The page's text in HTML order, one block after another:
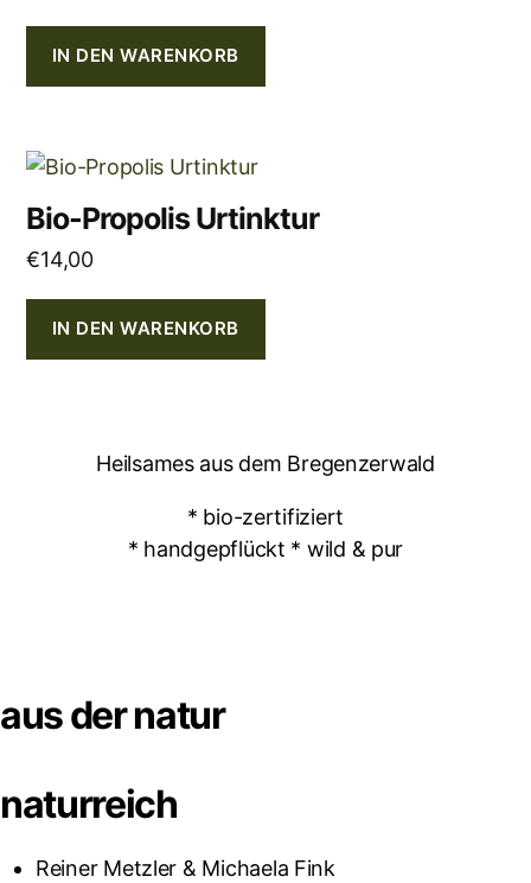
IN DEN WARENKORB
Bio-Propolis Urtinktur
€14,00
IN DEN WARENKORB
Heilsames aus dem Bregenzerwald
* bio-zertifiziert
* handgepflückt * wild & pur
aus der natur
naturreich
Reiner Metzler & Michaela Fink